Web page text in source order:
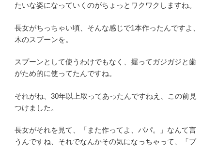
たいな姿になっていくのがちょっとワクワクしますね。
長女がちっちゃい頃、そんな感じで1本作ったんですよ、
木のスプーンを。
スプーンとして使うわけでもなく、握ってガジガジと歯
がため的に使ってたんですね。
それがね、30年以上取ってあったんですねえ、この前見
つけました。
長女がそれを見て、「また作ってよ、パパ。」なんて言
うんですね、それでなんかその気になっちゃって、「ブ